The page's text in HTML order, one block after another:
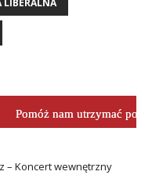
LIBERALNA
Pomóż nam utrzymać
– Koncert wewnętrzny